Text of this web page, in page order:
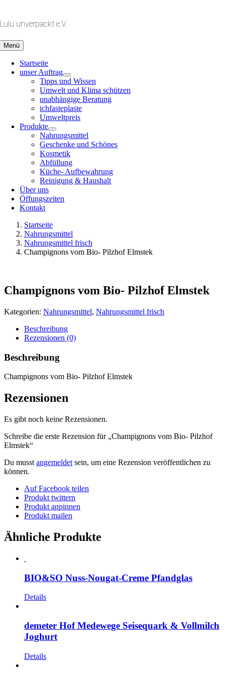
springen
Lulu unverpackt e.V.
Menü
Startseite
unser Auftrag
Tipps und Wissen
Umwelt und Klima schützen
unabhängige Beratung
ichfasteplaste
Umweltpreis
Produkte
Nahrungsmittel
Geschenke und Schönes
Kosmetik
Abfüllung
Küche- Aufbewahrung
Reinigung & Haushalt
Über uns
Öffungszeiten
Kontakt
Startseite
Nahrungsmittel
Nahrungsmittel frisch
Champignons vom Bio- Pilzhof Elmstek
Champignons vom Bio- Pilzhof Elmstek
Kategorien: Nahrungsmittel, Nahrungsmittel frisch
Beschreibung
Rezensionen (0)
Beschreibung
Champignons vom Bio- Pilzhof Elmstek
Rezensionen
Es gibt noch keine Rezensionen.
Schreibe die erste Rezension für „Champignons vom Bio- Pilzhof
Elmstek“
Du musst angemeldet sein, um eine Rezension veröffentlichen zu
können.
Auf Facebook teilen
Produkt twittern
Produkt anpinnen
Produkt mailen
Ähnliche Produkte
BIO&SO Nuss-Nougat-Creme Pfandglas
Details
demeter Hof Medewege Seisequark & Vollmilch
Joghurt
Details